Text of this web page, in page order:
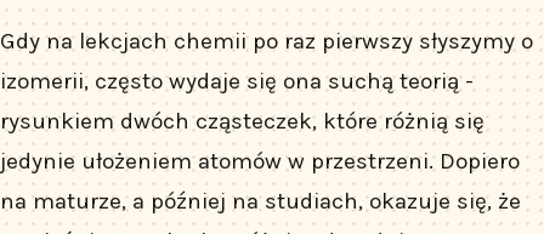
Gdy na lekcjach chemii po raz pierwszy słyszymy o
izomerii, często wydaje się ona suchą teorią -
rysunkiem dwóch cząsteczek, które różnią się
jedynie ułożeniem atomów w przestrzeni. Dopiero
na maturze, a później na studiach, okazuje się, że